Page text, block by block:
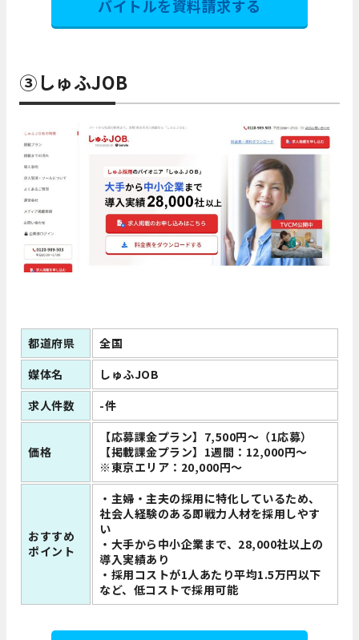
バイトルを資料請求する
③しゅふJOB
都道府県
全国
媒体名
しゅふJOB
求人件数
-件
価格
【応募課金プラン】7,500円～（1応募）
【掲載課金プラン】1週間：12,000円～
※東京エリア：20,000円～
おすすめ
ポイント
・主婦・主夫の採用に特化しているため、
社会人経験のある即戦力人材を採用しやす
い
・大手から中小企業まで、28,000社以上の
導入実績あり
・採用コストが1人あたり平均1.5万円以下
など、低コストで採用可能